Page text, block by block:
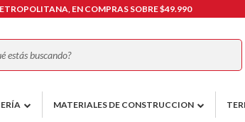
EN COMPRAS SOBRE $49.990
MATERIALES DE CONSTRUCCION